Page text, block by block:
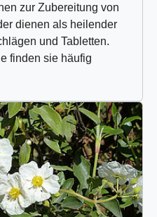
zur Zubereitung von
dienen als heilender
und Tabletten.
finden sie häufig